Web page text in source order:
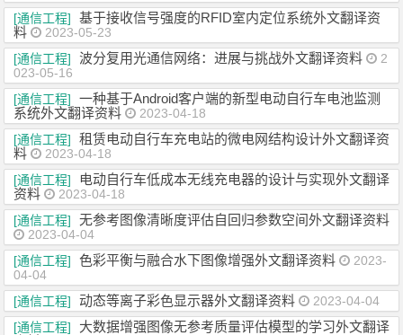
[通信工程]
基于接收信号强度的RFID室内定位系统外文翻译资
料
2023-05-23
[通信工程]
波分复用光通信网络：进展与挑战外文翻译资料
2
023-05-16
[通信工程]
一种基于Android客户端的新型电动自行车电池监测
系统外文翻译资料
2023-04-18
[通信工程]
租赁电动自行车充电站的微电网结构设计外文翻译资
料
2023-04-18
[通信工程]
电动自行车低成本无线充电器的设计与实现外文翻译
资料
2023-04-18
[通信工程]
无参考图像清晰度评估自回归参数空间外文翻译资料
2023-04-04
[通信工程]
色彩平衡与融合水下图像增强外文翻译资料
2023-
04-04
[通信工程]
动态等离子彩色显示器外文翻译资料
2023-04-04
[通信工程]
大数据增强图像无参考质量评估模型的学习外文翻译